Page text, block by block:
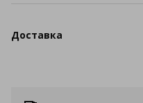
Доставка